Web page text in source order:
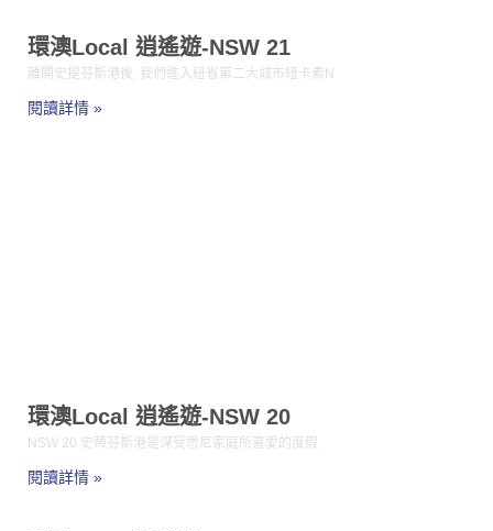
環澳Local 逍遙遊-NSW 21
離開史提芬斯港後, 我們進入紐省第二大城市紐卡素N
閱讀詳情 »
環澳Local 逍遙遊-NSW 20
NSW 20 史蒂芬斯港是深受悉尼家庭所喜愛的度假
閱讀詳情 »